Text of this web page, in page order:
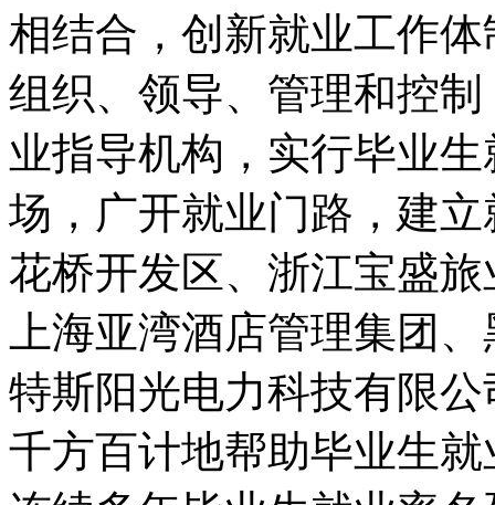
相结合，创新就业工作
组织、领导、管理和控
业指导机构，实行毕业
场，广开就业门路，建
花桥开发区、浙江宝盛
上海亚湾酒店管理集团
特斯阳光电力科技有限
千方百计地帮助毕业生